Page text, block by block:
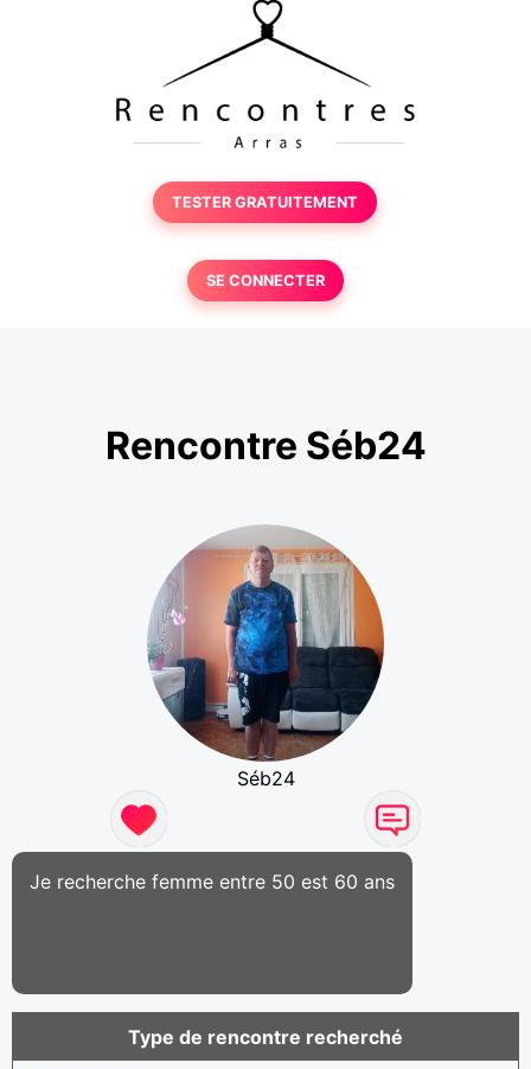
TESTER GRATUITEMENT
SE CONNECTER
Rencontre Séb24
Séb24
Je recherche femme entre 50 est 60 ans
Type de rencontre recherché